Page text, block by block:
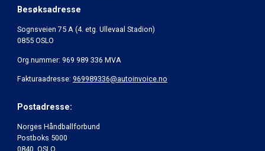
Besøksadresse
Sognsveien 75 A (4. etg. Ullevaal Stadion)
0855 OSLO
Org.nummer: 969 989 336 MVA
Fakturaadresse: 969989336@autoinvoice.no
Postadresse:
Norges Håndballforbund
Postboks 5000
0840 OSLO